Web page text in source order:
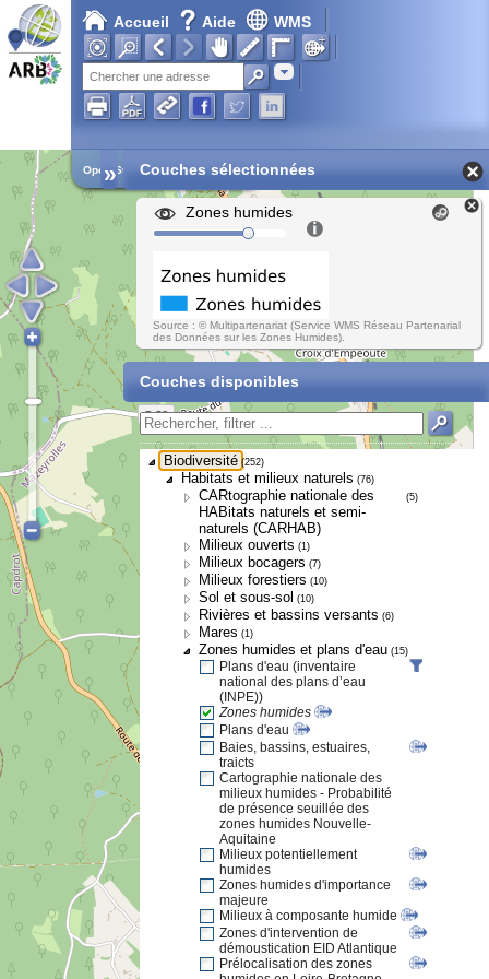
Accueil Aide WMS
Adresse
Open Street Map
» Couches sélectionnées
Zones humides
Source : © Multipartenariat (Service WMS Réseau Partenarial
des Données sur les Zones Humides).
Couches disponibles
Biodiversité (252)
Habitats et milieux naturels (76)
CARtographie nationale des
HABitats naturels et semi-
naturels (CARHAB)
(5)
Milieux ouverts (1)
Milieux bocagers (7)
Milieux forestiers (10)
Sol et sous-sol (10)
Rivières et bassins versants (6)
Mares (1)
Zones humides et plans d'eau (15)
Plans d'eau (inventaire
national des plans d’eau
(INPE))
Zones humides
Plans d'eau
Baies, bassins, estuaires,
traicts
Cartographie nationale des
milieux humides - Probabilité
de présence seuillée des
zones humides Nouvelle-
Aquitaine
Milieux potentiellement
humides
Zones humides d'importance
majeure
Milieux à composante humide
Zones d'intervention de
démoustication EID Atlantique
Prélocalisation des zones